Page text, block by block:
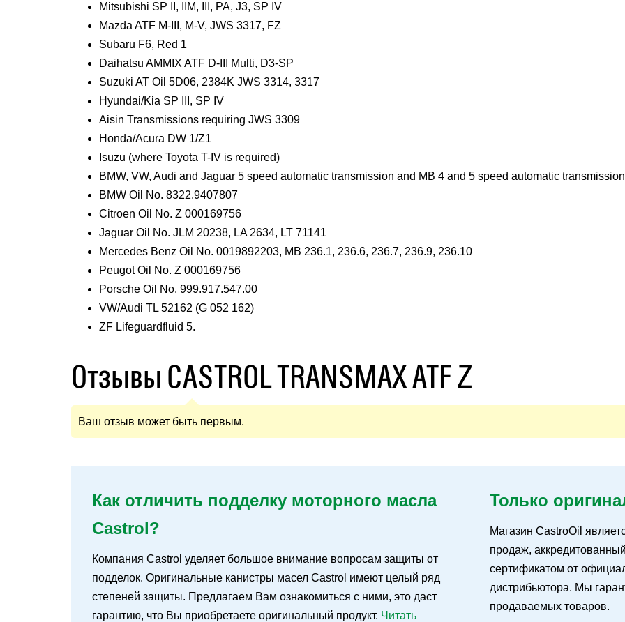
Mitsubishi SP II, IIM, III, PA, J3, SP IV
Mazda ATF M-III, M-V, JWS 3317, FZ
Subaru F6, Red 1
Daihatsu AMMIX ATF D-III Multi, D3-SP
Suzuki AT Oil 5D06, 2384K JWS 3314, 3317
Hyundai/Kia SP III, SP IV
Aisin Transmissions requiring JWS 3309
Honda/Acura DW 1/Z1
Isuzu (where Toyota T-IV is required)
BMW, VW, Audi and Jaguar 5 speed automatic transmission and MB 4 and 5 speed automatic
BMW Oil No. 8322.9407807
Citroen Oil No. Z 000169756
Jaguar Oil No. JLM 20238, LA 2634, LT 71141
Mercedes Benz Oil No. 0019892203, MB 236.1, 236.6, 236.7, 236.9, 236.10
Peugot Oil No. Z 000169756
Porsche Oil No. 999.917.547.00
VW/Audi TL 52162 (G 052 162)
ZF Lifeguardfluid 5.
Отзывы CASTROL TRANSMAX ATF Z
Ваш отзыв может быть первым.
Как отличить подделку моторного масла
Castrol?
Компания Castrol уделяет большое внимание вопросам защиты от
подделок. Оригинальные канистры масел Castrol имеют целый ряд
степеней защиты. Предлагаем Вам ознакомиться с ними, это даст
гарантию, что Вы приобретаете оригинальный продукт. Читать
Только
Магазин CastroOil
продаж,
сертификатом от
дистрибьютора. Мы
продаваемых товаров.